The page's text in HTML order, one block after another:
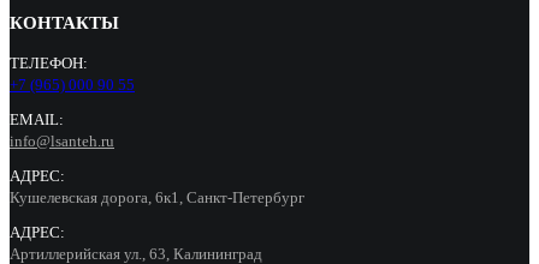
КОНТАКТЫ
ТЕЛЕФОН:
+7 (965) 000 90 55
EMAIL:
info@lsanteh.ru
АДРЕС:
Кушелевская дорога, 6к1, Санкт-Петербург
АДРЕС:
Артиллерийская ул., 63, Калининград